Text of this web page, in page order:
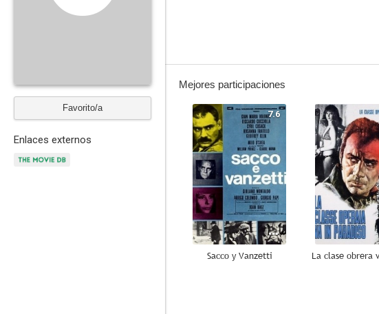
Favorito/a
Enlaces externos
Mejores participaciones
7.6
Sacco y Vanzetti